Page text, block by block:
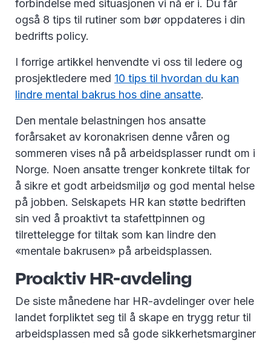
forbindelse med situasjonen vi nå er i. Du får
også 8 tips til rutiner som bør oppdateres i din
bedrifts policy.
I forrige artikkel henvendte vi oss til ledere og
prosjektledere med 10 tips til hvordan du kan
lindre mental bakrus hos dine ansatte.
Den mentale belastningen hos ansatte
forårsaket av koronakrisen denne våren og
sommeren vises nå på arbeidsplasser rundt om i
Norge. Noen ansatte trenger konkrete tiltak for
å sikre et godt arbeidsmiljø og god mental helse
på jobben. Selskapets HR kan støtte bedriften
sin ved å proaktivt ta stafettpinnen og
tilrettelegge for tiltak som kan lindre den
«mentale bakrusen» på arbeidsplassen.
Proaktiv HR-avdeling
De siste månedene har HR-avdelinger over hele
landet forpliktet seg til å skape en trygg retur til
arbeidsplassen med så gode sikkerhetsmarginer